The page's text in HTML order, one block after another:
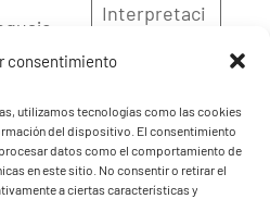
consentimiento
utilizamos tecnologías como las cookies
del dispositivo. El consentimiento
datos como el comportamiento de
en este sitio. No consentir o retirar el
a ciertas características y
Interpretaci
Música
Moderna
Profesores de Artes